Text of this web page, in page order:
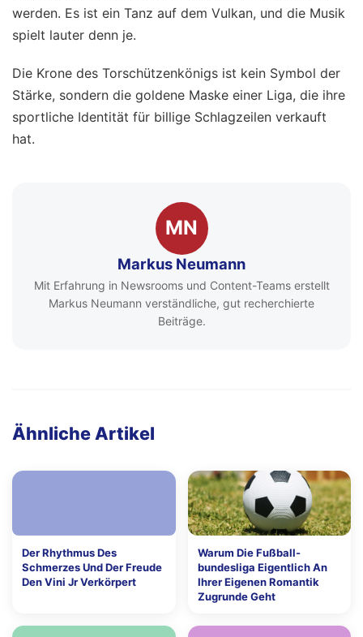
werden. Es ist ein Tanz auf dem Vulkan, und die Musik
spielt lauter denn je.
Die Krone des Torschützenkönigs ist kein Symbol der
Stärke, sondern die goldene Maske einer Liga, die ihre
sportliche Identität für billige Schlagzeilen verkauft
hat.
MN
Markus Neumann
Mit Erfahrung in Newsrooms und Content-Teams erstellt
Markus Neumann verständliche, gut recherchierte
Beiträge.
Ähnliche Artikel
Der Rhythmus Des
Schmerzes Und Der Freude
Den Vini Jr Verkörpert
Warum Die Fußball-
bundesliga Eigentlich An
Ihrer Eigenen Romantik
Zugrunde Geht